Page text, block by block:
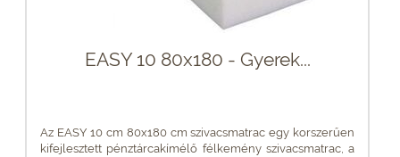
EASY 10 80x180 - Gyerek...
Az EASY 10 cm 80x180 cm szivacsmatrac egy korszerűen
kifejlesztett pénztárcakímélő félkemény szivacsmatrac, a